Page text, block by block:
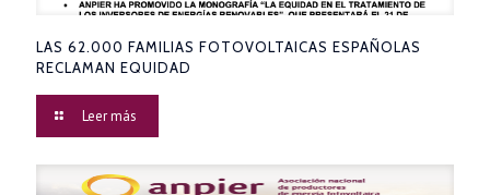
LAS 62.000 FAMILIAS FOTOVOLTAICAS ESPAÑOLAS
RECLAMAN EQUIDAD
Leer más